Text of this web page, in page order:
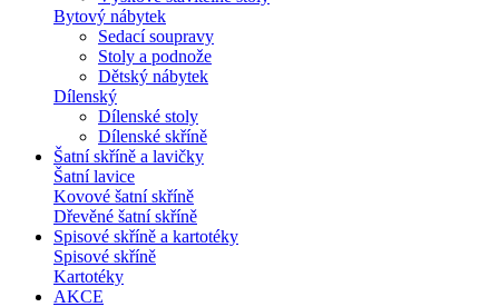
Bytový nábytek
Sedací soupravy
Stoly a podnože
Dětský nábytek
Dílenský
Dílenské stoly
Dílenské skříně
Šatní skříně a lavičky
Šatní lavice
Kovové šatní skříně
Dřevěné šatní skříně
Spisové skříně a kartotéky
Spisové skříně
Kartotéky
AKCE